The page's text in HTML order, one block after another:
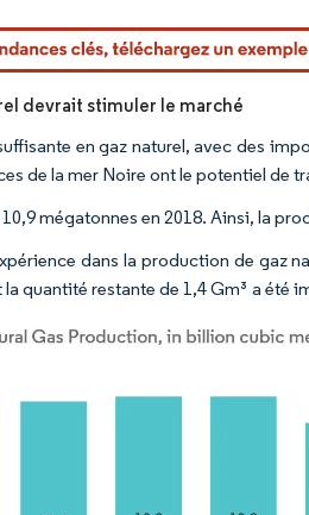
une attribution sous CC BY 4.0.
devrait stimuler le marché
en gaz naturel, avec des
de la mer Noire ont le potentiel de
mégatonnes en 2018. Ainsi, la
dans la production de gaz
quantité restante de 1,4 Gm³ a